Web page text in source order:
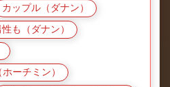
カップル（ダナン）
性も（ダナン）
ーチミン）